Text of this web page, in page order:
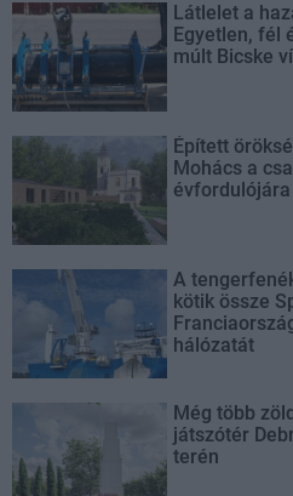
Látlelet a
Egyetlen, fél
múlt Bicske
Épített
Mohács a
évfordulójára
A
kötik össze
hálózatát
Még több
játszótér
terén